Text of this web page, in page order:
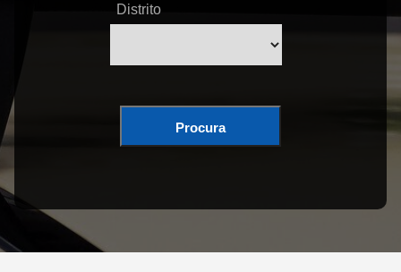
Distrito
Procura